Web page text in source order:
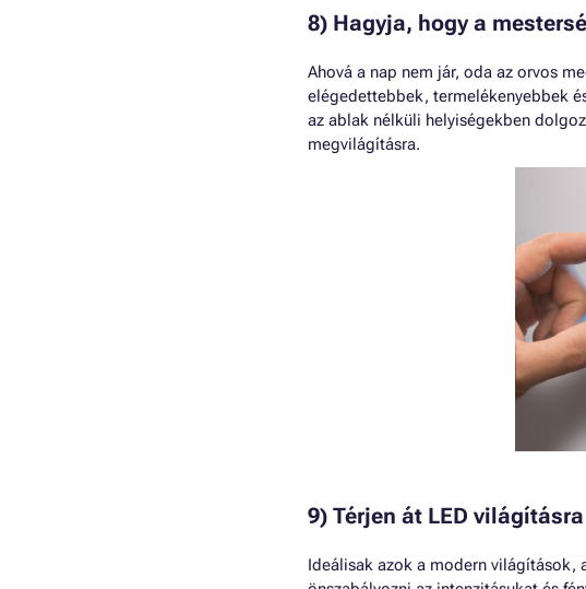
8) Hagyja, hogy a
Ahová a nap nem jár, oda az orvos
elégedettebbek, termelékenyebbek
az ablak nélküli helyiségekben
megvilágításra.
9) Térjen át LED világításra
Ideálisak azok a modern világítások,